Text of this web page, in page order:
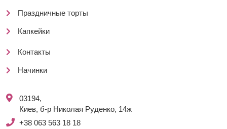
Праздничные торты
Капкейки
Контакты
Начинки
03194,
Киев, б-р Николая Руденко, 14ж
+38 063 563 18 18